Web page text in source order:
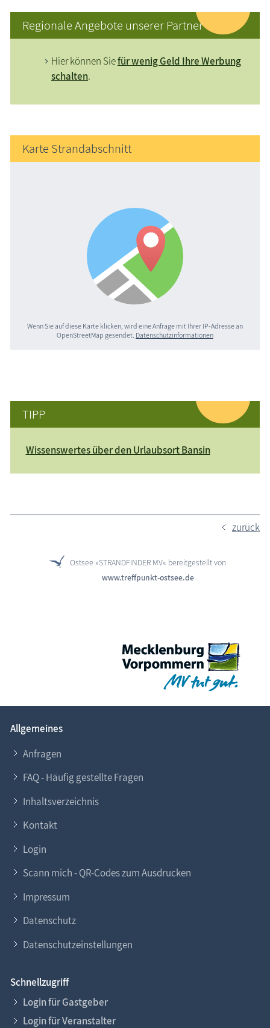
Regionale Angebote unserer Partner
Hier können Siefür wenig Geld Ihre Werbung
schalten.
Karte Strandabschnitt
Wenn Sie auf diese Karte klicken, wird eine Anfrage mit Ihrer IP-Adresse an
OpenStreetMap gesendet. Datenschutzinformationen
TIPP
Wissenswertes über den Urlaubsort Bansin
zurück
Ostsee »STRANDFINDER MV« bereitgestellt von
www.treffpunkt-ostsee.de
Allgemeines
Anfragen
FAQ - Häufig gestellte Fragen
Inhaltsverzeichnis
Kontakt
Login
Scann mich - QR-Codes zum Ausdrucken
Impressum
Datenschutz
Datenschutzeinstellungen
Schnellzugriff
Login für Gastgeber
Login für Veranstalter